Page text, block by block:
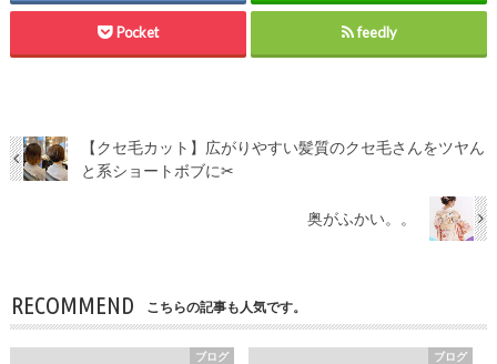
Pocket feedly
【クセ毛カット】広がりやすい髪質のクセ毛さんをツヤん
と系ショートボブに✂︎
奥がふかい。。
RECOMMEND こちらの記事も人気です。
ブログ ブログ